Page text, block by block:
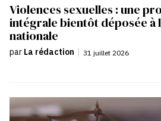
Violences sexuelles : une
intégrale bientôt déposée à
nationale
par La rédaction | 31 juillet 2026